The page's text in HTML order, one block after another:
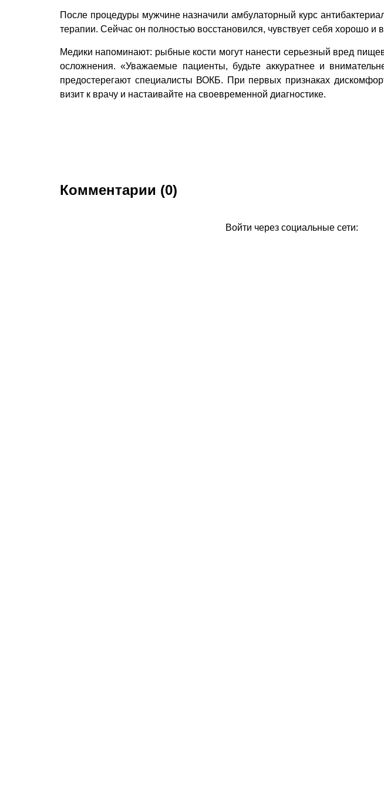
После процедуры мужчине назначили амбулаторный курс
терапии. Сейчас он полностью восстановился, чувствует себя хорошо и
Медики напоминают: рыбные кости могут нанести серьезный вред
осложнения. «Уважаемые пациенты, будьте аккуратнее и
предостерегают специалисты ВОКБ. При первых признаках
визит к врачу и настаивайте на своевременной диагностике.
Комментарии (0)
Войти через социальные сети: